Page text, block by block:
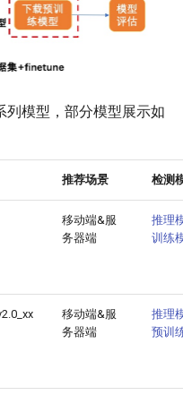
列模型，部分模型展示如
推荐场景 检测
移动端&服
务器端
推理
训练
移动端&服
务器端
推理
预训